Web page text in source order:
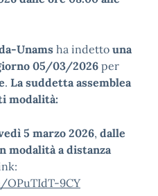
Unamsha indetto una
05/03/2026 per
. La suddetta assemblea
modalità:
5 marzo 2026, dalle
modalità a distanza
9CY